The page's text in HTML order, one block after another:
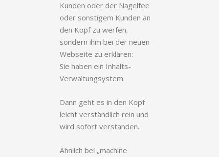
Kunden oder der Nagelfee
oder sonstigem Kunden an
den Kopf zu werfen,
sondern ihm bei der neuen
Webseite zu erklären:
Sie haben ein Inhalts-
Verwaltungsystem.
Dann geht es in den Kopf
leicht verständlich rein und
wird sofort verstanden.
Ähnlich bei „machine